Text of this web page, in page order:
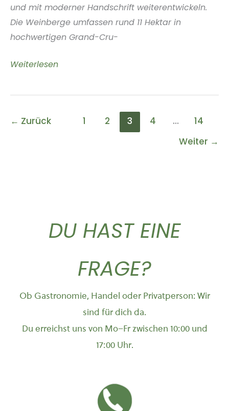
und mit moderner Handschrift weiterentwickeln.
Die Weinberge umfassen rund 11 Hektar in
hochwertigen Grand-Cru-
Waris
Champagne
Weiterlesen
← Zurück 1 2 3 4 …
14
Weiter →
DU HAST EINE
FRAGE?
Ob Gastronomie, Handel oder Privatperson: Wir
sind für dich da.
Du erreichst uns von Mo–Fr zwischen 10:00 und
17:00 Uhr.